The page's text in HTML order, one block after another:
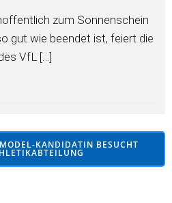
zum Sonnenschein
gut wie beendet ist, feiert die
VfL […]
KANDIDATIN BESUCHT